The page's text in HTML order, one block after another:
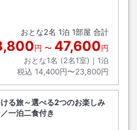
おとな2名 1泊 1部屋 合計
円 〜 47,600円
おとな1名 (2名1室)｜ 1泊
税込 14,400円〜23,800円
る旅～選べる2つのお楽しみ
一泊二食付き